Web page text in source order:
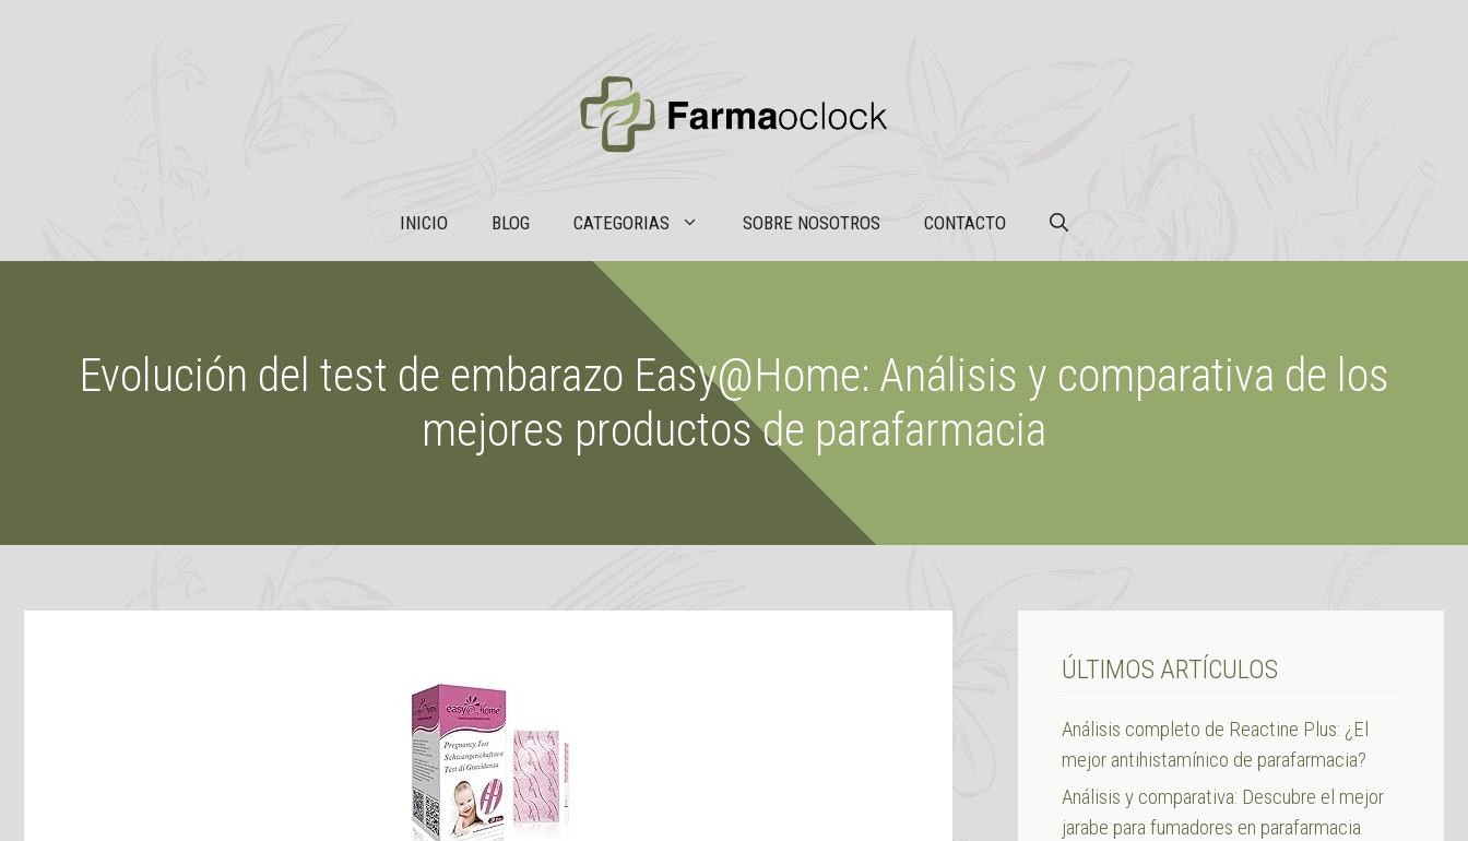
INICIO BLOG CATEGORIAS SOBRE NOSOTROS CONTACTO
Evolución del test de embarazo Easy@Home: Análisis y comparativa de los
mejores productos de parafarmacia
ÚLTIMOS ARTÍCULOS
Análisis completo de Reactine Plus: ¿El
mejor antihistamínico de parafarmacia?
Análisis y comparativa: Descubre el mejor
jarabe para fumadores en parafarmacia